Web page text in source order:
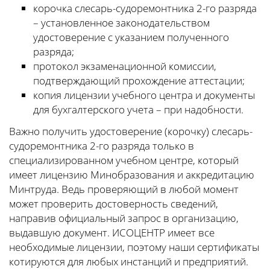
корочка слесарь-судоремонтника 2-го разряда
– установленное законодательством
удостоверение с указанием полученного
разряда;
протокол экзаменационной комиссии,
подтверждающий прохождение аттестации;
копия лицензии учебного центра и документы
для бухгалтерского учета – при надобности.
Важно получить удостоверение (корочку) слесарь-
судоремонтника 2-го разряда только в
специализированном учебном центре, который
имеет лицензию Минобразования и аккредитацию
Минтруда. Ведь проверяющий в любой момент
может проверить достоверность сведений,
направив официальный запрос в организацию,
выдавшую документ. ИСОЦЕНТР имеет все
необходимые лицензии, поэтому наши сертификаты
котируются для любых инстанций и предприятий.